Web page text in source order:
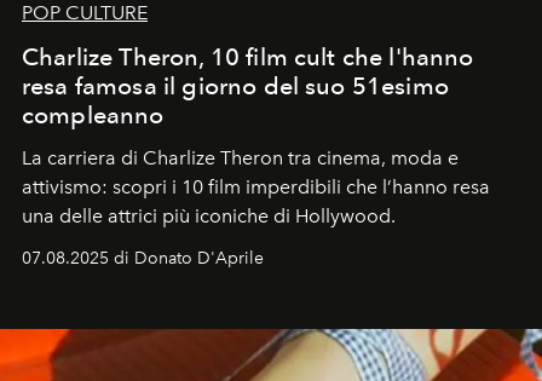
POP CULTURE
Charlize Theron, 10 film cult che l'hanno
resa famosa il giorno del suo 51esimo
compleanno
La carriera di Charlize Theron tra cinema, moda e
attivismo: scopri i 10 film imperdibili che l’hanno resa
una delle attrici più iconiche di Hollywood.
07.08.2025 di Donato D'Aprile